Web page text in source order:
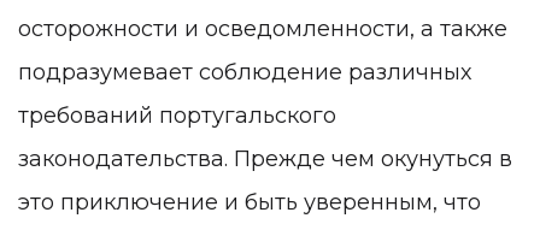
осторожности и осведомленности, а также
подразумевает соблюдение различных
требований португальского
законодательства. Прежде чем окунуться в
это приключение и быть уверенным, что